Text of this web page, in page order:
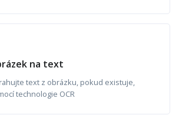
na text
text z obrázku, pokud existuje,
technologie OCR